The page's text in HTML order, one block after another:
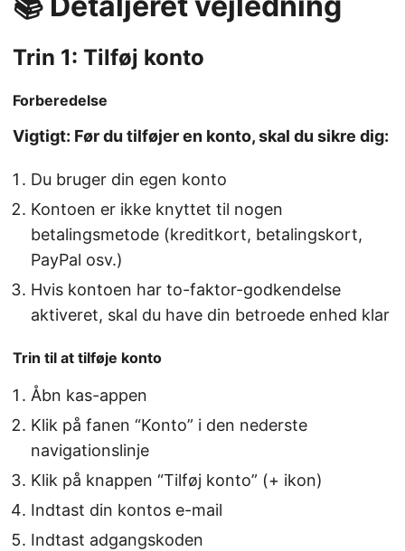
Trin 1: Tilføj konto
Forberedelse
Vigtigt: Før du tilføjer en konto, skal du sikre dig:
Du bruger din egen konto
Kontoen er ikke knyttet til nogen
betalingsmetode (kreditkort, betalingskort,
PayPal osv.)
Hvis kontoen har to-faktor-godkendelse
aktiveret, skal du have din betroede enhed klar
Trin til at tilføje konto
Åbn kas-appen
Klik på fanen “Konto” i den nederste
navigationslinje
Klik på knappen “Tilføj konto” (+ ikon)
Indtast din kontos e-mail
Indtast adgangskoden